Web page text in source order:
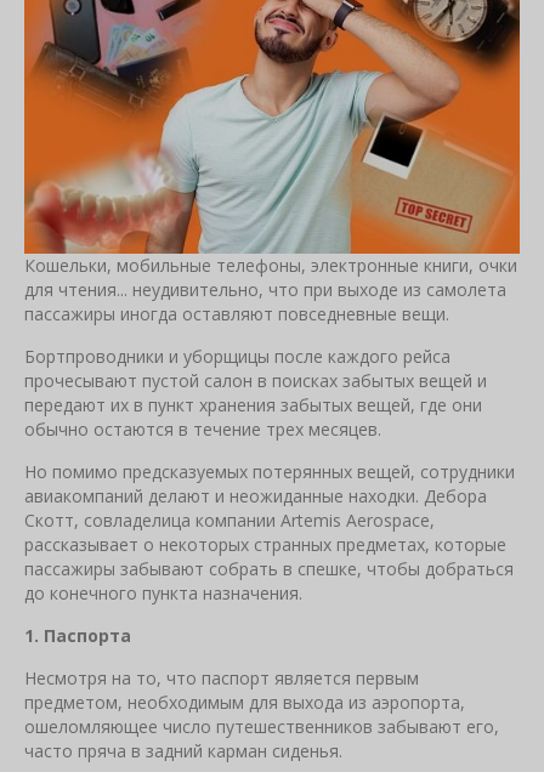
Кошельки, мобильные телефоны, электронные книги, очки
для чтения... неудивительно, что при выходе из самолета
пассажиры иногда оставляют повседневные вещи.
Бортпроводники и уборщицы после каждого рейса
прочесывают пустой салон в поисках забытых вещей и
передают их в пункт хранения забытых вещей, где они
обычно остаются в течение трех месяцев.
Но помимо предсказуемых потерянных вещей, сотрудники
авиакомпаний делают и неожиданные находки. Дебора
Скотт, совладелица компании Artemis Aerospace,
рассказывает о некоторых странных предметах, которые
пассажиры забывают собрать в спешке, чтобы добраться
до конечного пункта назначения.
1. Паспорта
Несмотря на то, что паспорт является первым
предметом, необходимым для выхода из аэропорта,
ошеломляющее число путешественников забывают его,
часто пряча в задний карман сиденья.